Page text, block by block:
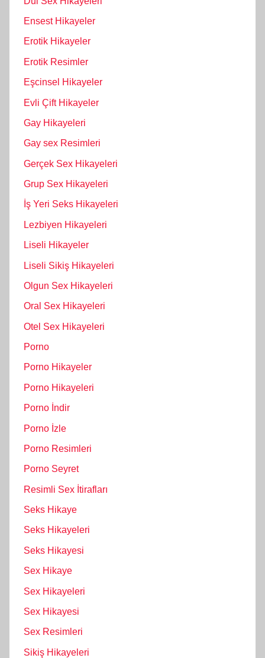
Ensest Hikayeler
Erotik Hikayeler
Erotik Resimler
Eşcinsel Hikayeler
Evli Çift Hikayeler
Gay Hikayeleri
Gay sex Resimleri
Gerçek Sex Hikayeleri
Grup Sex Hikayeleri
İş Yeri Seks Hikayeleri
Lezbiyen Hikayeleri
Liseli Hikayeler
Liseli Sikiş Hikayeleri
Olgun Sex Hikayeleri
Oral Sex Hikayeleri
Otel Sex Hikayeleri
Porno
Porno Hikayeler
Porno Hikayeleri
Porno İndir
Porno İzle
Porno Resimleri
Porno Seyret
Resimli Sex İtirafları
Seks Hikaye
Seks Hikayeleri
Seks Hikayesi
Sex Hikaye
Sex Hikayeleri
Sex Hikayesi
Sex Resimleri
Sikiş Hikayeleri